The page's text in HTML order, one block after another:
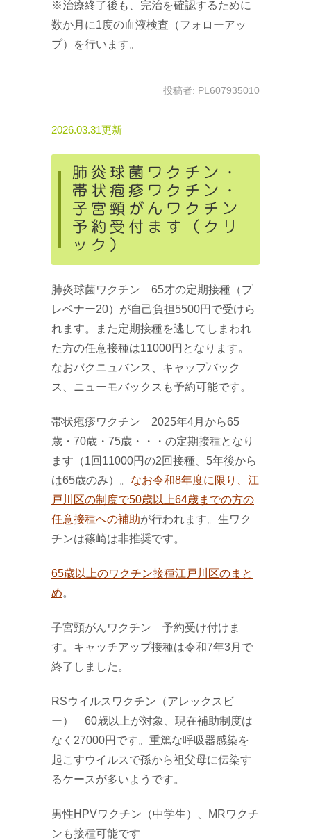
※治療終了後も、完治を確認するために
数か月に1度の血液検査（フォローアッ
プ）を行います。
投稿者: PL607935010
2026.03.31更新
肺炎球菌ワクチン・
帯状疱疹ワクチン・
子宮頸がんワクチン
予約受付ます（クリ
ック）
肺炎球菌ワクチン 65才の定期接種（プ
レベナー20）が自己負担5500円で受けら
れます。また定期接種を逃してしまわれ
た方の任意接種は11000円となります。
なおバクニュバンス、キャップバック
ス、ニューモバックスも予約可能です。
帯状疱疹ワクチン 2025年4月から65
歳・70歳・75歳・・・の定期接種となり
ます（1回11000円の2回接種、5年後から
は65歳のみ）。 なお令和8年度に限り、江
戸川区の制度で50歳以上64歳までの方の
任意接種への補助が行われます。生ワク
チンは篠崎は非推奨です。
65歳以上のワクチン接種江戸川区のまと
め。
子宮頸がんワクチン 予約受け付けま
す。キャッチアップ接種は令和7年3月で
終了しました。
RSウイルスワクチン（アレックスビ
ー） 60歳以上が対象、現在補助制度は
なく27000円です。重篤な呼吸器感染を
起こすウイルスで孫から祖父母に伝染す
るケースが多いようです。
男性HPVワクチン（中学生）、MRワクチ
ンも接種可能です